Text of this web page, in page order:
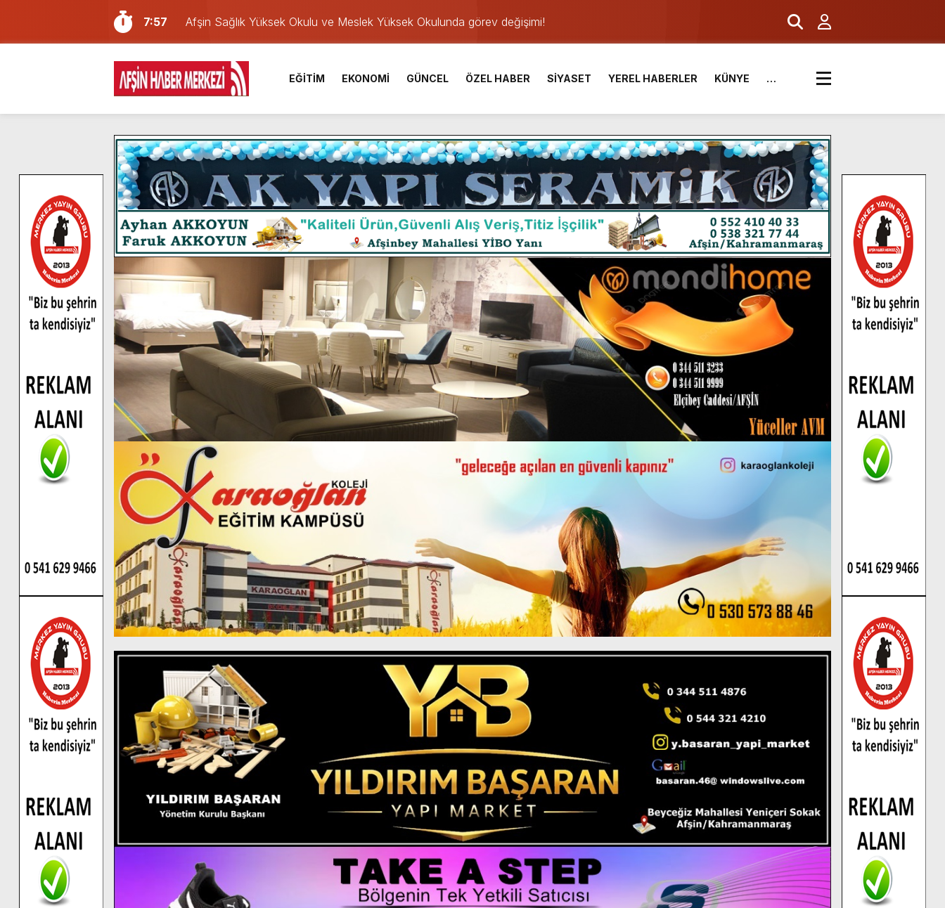
7:57
Afşin Sağlık Yüksek Okulu ve Meslek Yüksek Okulunda görev değişimi!
6:31
Onikişubat Belediyesi’nin Üniversite Hazırlık Kursu başvurularında son gün 7 Ağustos.
16:10
Uluslararası Bisiklet Yarışması’nda En Zorlu Etap Tamamlandı.
13:27
NOTER ONAYLI TYP LİSTESİ YAYINLANDI.
11:22
KAFUM Fuar Alanı Bulut ve Yavuz’un Ezgileriyle Şenlendi.
8:06
Afşinli bir hemşehrimizin de olduğu Filistin Konvoyu, güçlenerek ilerliyor.
14:05
Madrigal, Perşembe Günü KAFUM’da Sahne Alacak.
7:39
KEDİNİZ Mİ VAR?
7:27
Cumhurbaşkanı Erdoğan, Ayser Çalık Ortaokulu Şehitlerinin Aileleriyle Bir Araya Geldi.
8:58
GÖZYAŞI RAHMETTİR
EĞİTİM EKONOMİ GÜNCEL ÖZEL HABER SİYASET YEREL HABERLER KÜNYE …